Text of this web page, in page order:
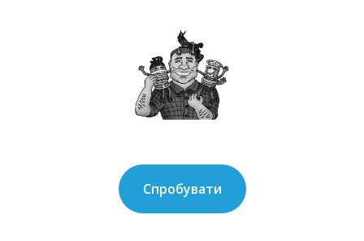
Спробувати